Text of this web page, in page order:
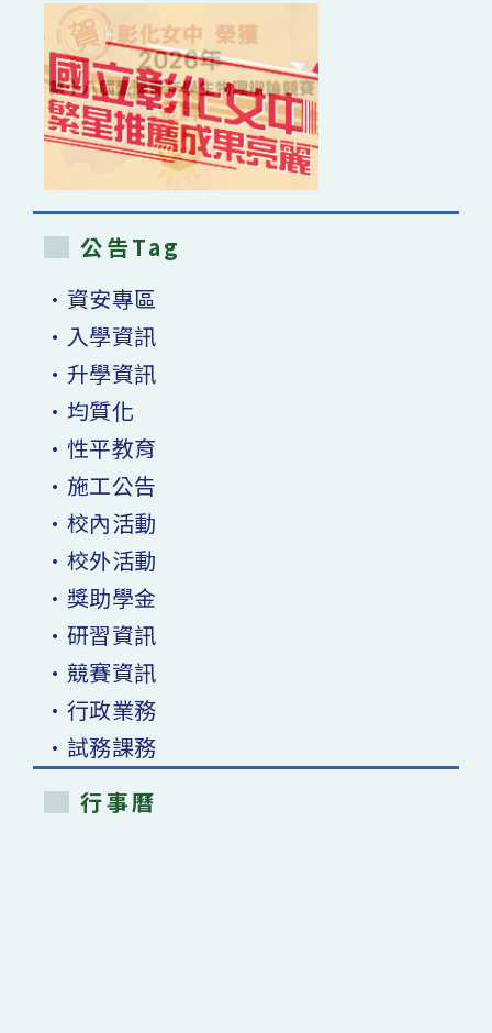
公告Tag
•資安專區
•入學資訊
•升學資訊
•均質化
•性平教育
•施工公告
•校內活動
•校外活動
•獎助學金
•研習資訊
•競賽資訊
•行政業務
•試務課務
行事曆